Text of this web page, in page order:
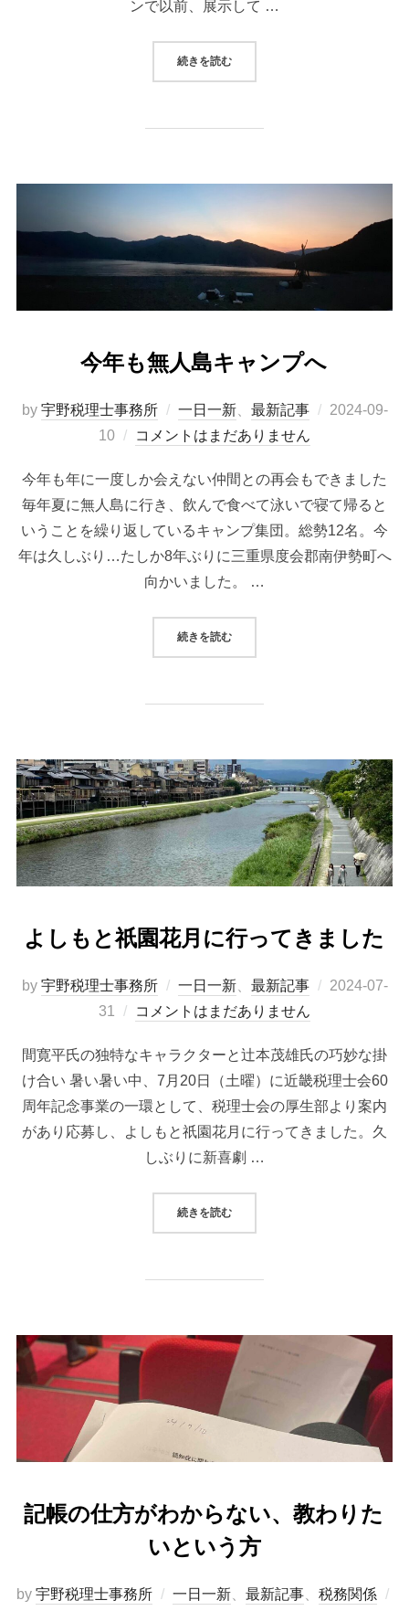
ンで以前、展示して …
続きを読む
今年も無人島キャンプへ
by 宇野税理士事務所 一日一新、 最新記事
2024-09-
10
コメントはまだありません
今年も年に一度しか会えない仲間との再会もできました
毎年夏に無人島に行き、飲んで食べて泳いで寝て帰ると
いうことを繰り返しているキャンプ集団。総勢12名。今
年は久しぶり…たしか8年ぶりに三重県度会郡南伊勢町へ
向かいました。 …
続きを読む
よしもと祇園花月に行ってきました
by 宇野税理士事務所 一日一新、 最新記事
2024-07-
31
コメントはまだありません
間寛平氏の独特なキャラクターと辻本茂雄氏の巧妙な掛
け合い 暑い暑い中、7月20日（土曜）に近畿税理士会60
周年記念事業の一環として、税理士会の厚生部より案内
があり応募し、よしもと祇園花月に行ってきました。久
しぶりに新喜劇 …
続きを読む
記帳の仕方がわからない、教わりた
いという方
by 宇野税理士事務所 一日一新、 最新記事、 税務関係